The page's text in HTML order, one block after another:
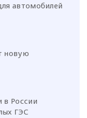
автомобилей
новую
в России
ГЭС